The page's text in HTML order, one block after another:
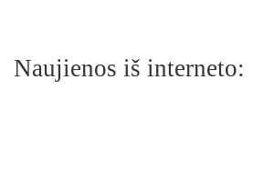
Naujienos iš interneto: